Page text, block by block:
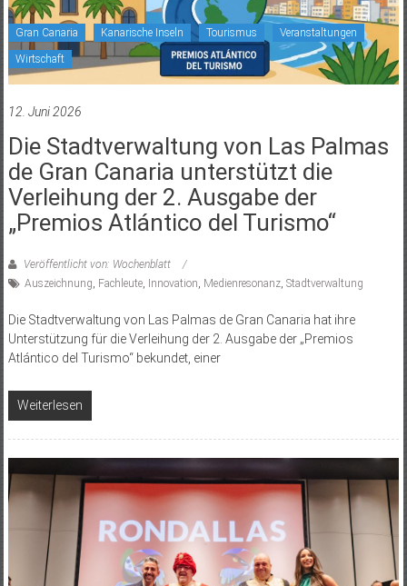
Gran Canaria Kanarische Inseln Tourismus Veranstaltungen
Wirtschaft
12. Juni 2026
Die Stadtverwaltung von Las Palmas
de Gran Canaria unterstützt die
Verleihung der 2. Ausgabe der
„Premios Atlántico del Turismo“
Veröffentlicht von: Wochenblatt
Auszeichnung Fachleute, Innovation Medienresonanz, Stadtverwaltung
Die Stadtverwaltung von Las Palmas de Gran Canaria hat ihre
Unterstützung für die Verleihung der 2. Ausgabe der „Premios
Atlántico del Turismo“ bekundet, einer
Weiterlesen